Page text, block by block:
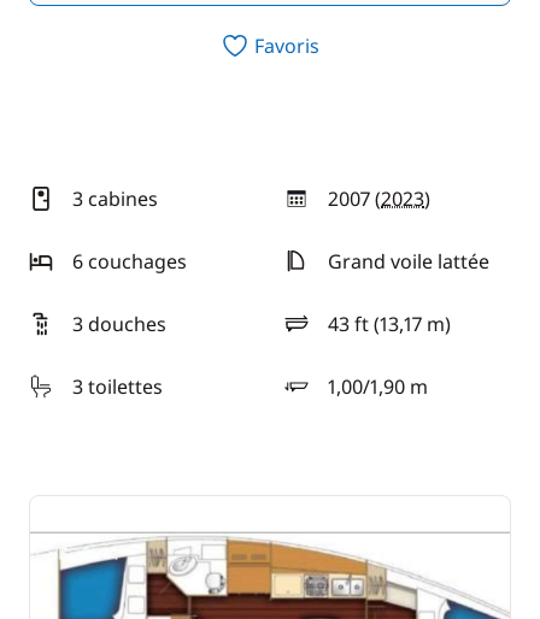
Favoris
3 cabines 2007 (2023)
année
6 couchages
Grand voile lattée
3 douches 43 ft (13,17 m)
longueur
3 toilettes
1,00/1,90 m
tirant d'eau